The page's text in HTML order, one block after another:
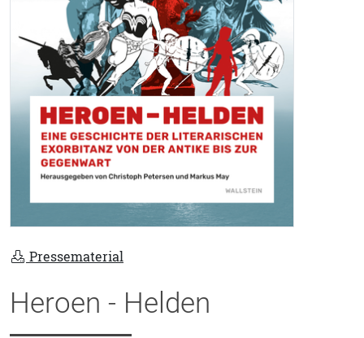
Pressematerial
Heroen - Helden